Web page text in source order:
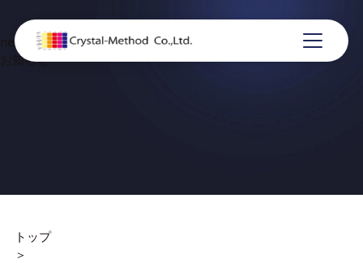
news
お知らせ
トップ
＞